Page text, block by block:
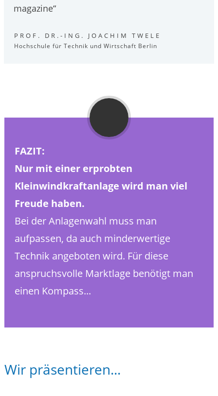
magazine“
PROF. DR.-ING. JOACHIM TWELE
Hochschule für Technik und Wirtschaft Berlin
FAZIT:
Nur mit einer erprobten
Kleinwindkraftanlage wird man viel
Freude haben.
Bei der Anlagenwahl muss man
aufpassen, da auch minderwertige
Technik angeboten wird. Für diese
anspruchsvolle Marktlage benötigt man
einen Kompass...
Wir präsentieren...